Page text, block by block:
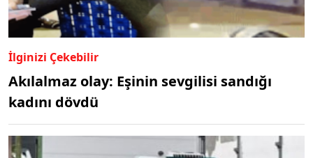
İlginizi Çekebilir
Akılalmaz olay: Eşinin sevgilisi sandığı
kadını dövdü